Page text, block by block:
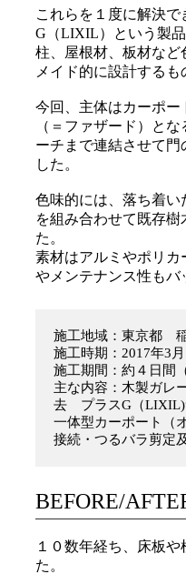
これらを１度に解決
G（LIXIL）という製品
柱、屋根材、板材など
メイド的に設計するも
今回、主体はカーポ
（＝ファザード）と
ーチまで連結させて門
した。
色味的には、落ち着い
を組み合わせて既存
た。
素材はアルミやポリカ
やメンテナンス性もバ
施工地域：東京都
施工時期：2017年3月
施工期間：約４日間
主な内容：木製ガレ
去 プラスG（LIXIL)
一体型カーポート（
接続・つるバラ剪定
BEFORE/
１０数年経ち、床板
た。